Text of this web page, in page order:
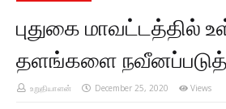
புதுகை மாவட்டத்தில்
தளங்களை
உறுதியாளன் December 25, 2020 Views